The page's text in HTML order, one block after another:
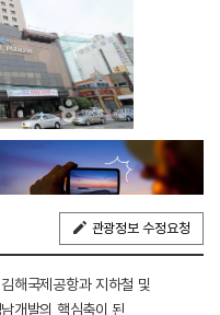
관광정보 수정요청
해국제공항과 지하철 및
개발의 핵심축이 된